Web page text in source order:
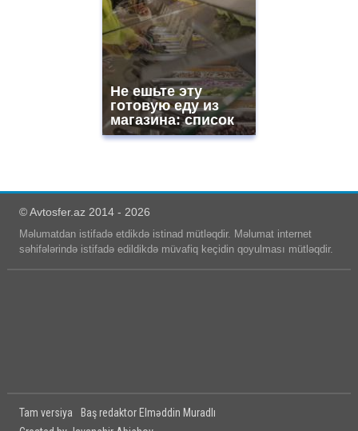
Не ешьте эту
готовую еду из
магазина: список
© Avtosfer.az 2014 - 2026
Məlumatdan istifadə etdikdə istinad mütləqdir. Məlumat internet
səhifələrində istifadə edildikdə müvafiq keçidin qoyulması mütləqdir.
Tam versiya
Baş redaktor Elməddin Muradlı